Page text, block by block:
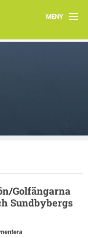
MENY
Hem
Dokument
Golfängarna
Sundbybergs